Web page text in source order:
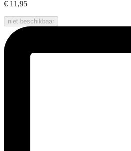
€ 11,95
niet beschikbaar